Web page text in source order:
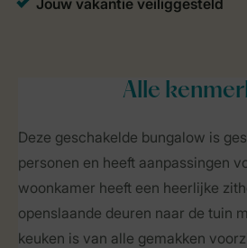
Alle
Deze geschakelde bungalow is
personen en heeft aanpassingen
woonkamer heeft een heerlijke
openslaande deuren naar de tuin
keuken is van alle gemakken